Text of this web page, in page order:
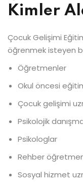
Kimler
Çocuk Gelişimi
öğrenmek isteyen
Öğretmenler
Okul öncesi
Çocuk gelişimi
Psikolojik
Psikologlar
Rehber
Sosyal hizmet